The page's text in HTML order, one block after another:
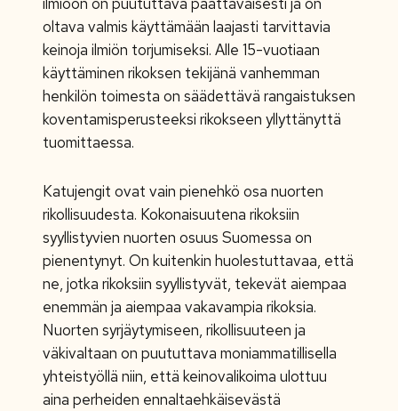
oltava valmis käyttämään laajasti tarvittavia
keinoja ilmiön torjumiseksi. Alle 15-vuotiaan
käyttäminen rikoksen tekijänä vanhemman
henkilön toimesta on säädettävä rangaistuksen
koventamisperusteeksi rikokseen yllyttänyttä
tuomittaessa.
Katujengit ovat vain pienehkö osa nuorten
rikollisuudesta. Kokonaisuutena rikoksiin
syyllistyvien nuorten osuus Suomessa on
pienentynyt. On kuitenkin huolestuttavaa, että
ne, jotka rikoksiin syyllistyvät, tekevät aiempaa
enemmän ja aiempaa vakavampia rikoksia.
Nuorten syrjäytymiseen, rikollisuuteen ja
väkivaltaan on puututtava moniammatillisella
yhteistyöllä niin, että keinovalikoima ulottuu
aina perheiden ennaltaehkäisevästä